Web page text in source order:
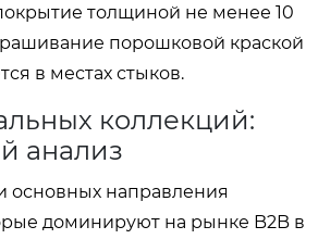
толщиной не менее 10
порошковой краской
в местах стыков.
коллекций:
анализ
основных направления
доминируют на рынке B2B в